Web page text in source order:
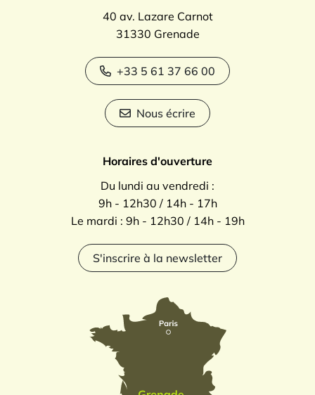
40 av. Lazare Carnot
31330 Grenade
+33 5 61 37 66 00
Nous écrire
Horaires d'ouverture
Du lundi au vendredi :
9h - 12h30 / 14h - 17h
Le mardi : 9h - 12h30 / 14h - 19h
S'inscrire à la newsletter